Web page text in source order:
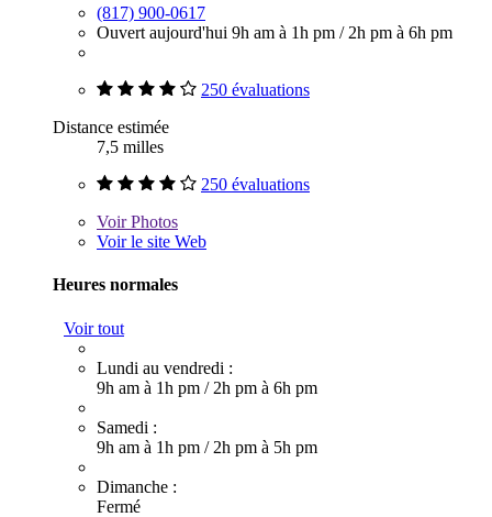
(817) 900-0617
Ouvert aujourd'hui 9h am à 1h pm / 2h pm à 6h pm
250 évaluations
Distance estimée
7,5 milles
250 évaluations
VoirPhotos
Voir le site Web
Heures normales
Voir tout
Lundi au vendredi :
9h am à 1h pm / 2h pm à 6h pm
Samedi :
9h am à 1h pm / 2h pm à 5h pm
Dimanche :
Fermé